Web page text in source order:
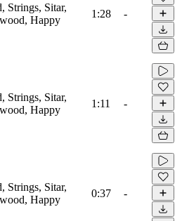
Strings, Sitar,
Happy
1:28 -
Strings, Sitar,
Happy
1:11 -
Strings, Sitar,
Happy
0:37 -